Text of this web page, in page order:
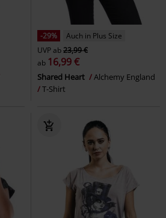
-29%
Auch in Plus Size
UVPab23,99 €
ab 16,99 €
Shared Heart
Alchemy England
T-Shirt